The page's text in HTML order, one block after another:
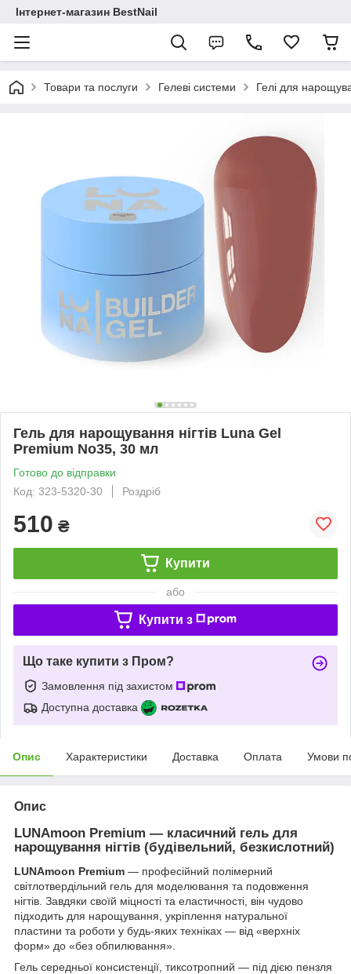
Інтернет-магазин BestNail
Товари та послуги Гелеві системи Гелі для
Гель для нарощування нігтів Luna Gel
Premium No35, 30 мл
Готово до відправки
Код: 323-5320-30
Роздріб
510 ₴
Купити
або
Купити з
Що таке купити з Пром?
Замовлення під захистом
Доступна доставка
Опис Характеристики Доставка Оплата Умови
Опис
LUNAmoon Premium — класичний гель для
нарощування нігтів (будівельний, безкислотний)
LUNAmoon Premium — професійний полімерний
світлотвердільний гель для моделювання та подовження
нігтів. Завдяки своїй міцності та еластичності, він чудово
підходить для нарощування, укріплення натуральної
пластини та роботи у будь-яких техніках — від «верхніх
форм» до «без обпилювання».
Гель середньої консистенції, тиксотропний — під дією пензля